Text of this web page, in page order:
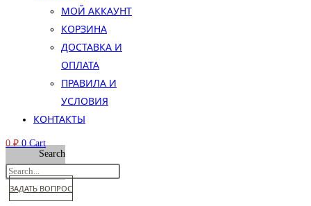
МОЙ АККАУНТ
КОРЗИНА
ДОСТАВКА И
ОПЛАТА
ПРАВИЛА И
УСЛОВИЯ
КОНТАКТЫ
0₽ 0 Cart
Search
ЗАДАТЬ ВОПРОС